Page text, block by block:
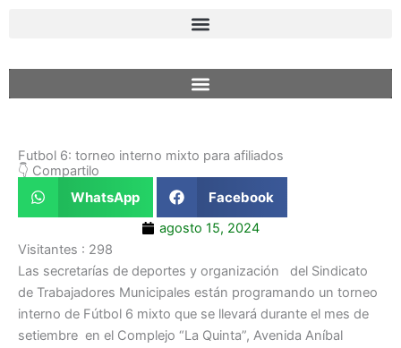
Futbol 6: torneo interno mixto para afiliados
👇 Compartilo
WhatsApp Facebook
agosto 15, 2024
Visitantes : 298
Las secretarías de deportes y organización del Sindicato
de Trabajadores Municipales están programando un torneo
interno de Fútbol 6 mixto que se llevará durante el mes de
setiembre en el Complejo “La Quinta”, Avenida Aníbal